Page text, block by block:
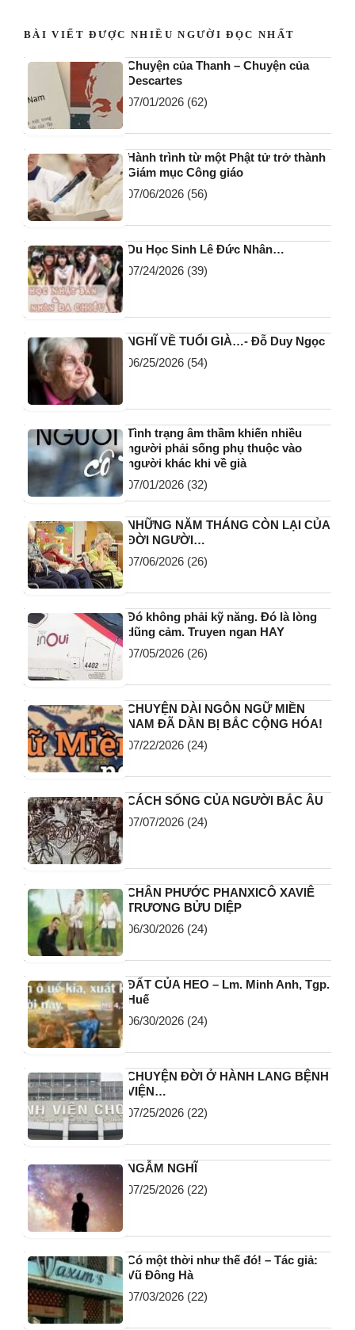
BÀI VIẾT ĐƯỢC NHIỀU NGƯỜI ĐỌC NHẤT
Chuyện của Thanh – Chuyện của
Descartes
07/01/2026 (62)
Hành trình từ một Phật tử trở thành
Giám mục Công giáo
07/06/2026 (56)
Du Học Sinh Lê Đức Nhân…
07/24/2026 (39)
NGHĨ VỀ TUỔI GIÀ…- Đỗ Duy Ngọc
06/25/2026 (54)
Tình trạng âm thầm khiến nhiều
người phải sống phụ thuộc vào
người khác khi về già
07/01/2026 (32)
NHỮNG NĂM THÁNG CÒN LẠI CỦA
ĐỜI NGƯỜI…
07/06/2026 (26)
Đó không phải kỹ năng. Đó là lòng
dũng cảm. Truyen ngan HAY
07/05/2026 (26)
CHUYỆN DÀI NGÔN NGỮ MIỀN
NAM ĐÃ DẦN BỊ BẮC CỘNG HÓA!
07/22/2026 (24)
CÁCH SỐNG CỦA NGƯỜI BẮC ÂU
07/07/2026 (24)
CHÂN PHƯỚC PHANXICÔ XAVIÊ
TRƯƠNG BỬU DIỆP
06/30/2026 (24)
ĐẤT CỦA HEO – Lm. Minh Anh, Tgp.
Huế
06/30/2026 (24)
CHUYỆN ĐỜI Ở HÀNH LANG BỆNH
VIỆN…
07/25/2026 (22)
NGẪM NGHĨ
07/25/2026 (22)
Có một thời như thế đó! – Tác giả:
Vũ Đông Hà
07/03/2026 (22)